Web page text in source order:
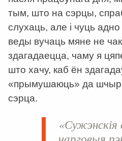
тым, што на сэрцы,
слухаць, але і чуць
веды вучаць мяне не
здагадаецца, чаму я
што хачу, каб ён
«прымушаюць» да
сэрца.
«Сужэнскія